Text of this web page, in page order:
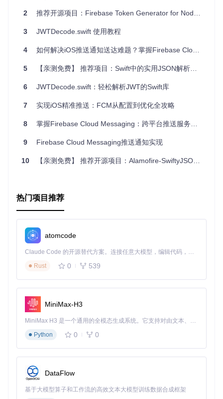
文档完整
社区活跃：拥有一个活跃的Vapor Discord频道，开发者可
以在这里寻求帮助和交流经验。
兼容性强：支持最新的Swift版本，以及持续更新以保持与V
是你的理想选择。立即将其添加到你的Vapor项目中，提升你
的应用安全性和用户体验吧！
2 推荐开源项目：Firebase Token Generator for Node.js
3 JWTDecode.swift 使用教程
4 如何解决iOS推送通知送达难题？掌握Firebase Cloud Messaging的高效集成方法
5 【亲测免费】 推荐项目：Swift中的实用JSON解析库 - json-swift
6 JWTDecode.swift：轻松解析JWT的Swift库
7 实现iOS精准推送：FCM从配置到优化全攻略
8 掌握Firebase Cloud Messaging：跨平台推送服务从入门到精通的实战指南
9 Firebase Cloud Messaging推送通知实现
10 【亲测免费】 推荐开源项目：Alamofire-SwiftyJSON - 简洁高效的Swift网络请求与数据解析利器
热门项目推荐
atomcode
Claude Code 的开源替代方案。连接任意大模型，编辑代码，运行命令，自动验证 — 全自动执行。用 Rust 构建，极致性能。 ｜ An open-source alternative to Claude Code. Connect any LLM, edit code, run commands, and verify changes — autonomously. Built in Rust for speed. Get Started
Rust
0 539
MiniMax-H3
MiniMax H3 是一个通用的全模态生成系统。它支持对由文本、图像、视频和音频组成的多模态上下文进行统一理解，并能生成分辨率高达 2K、时长可达 15 秒的带原生立体声音频的视频。得益于面向任务泛化的系统设计，H3 在预训练阶段就已具备广泛的多模态上下文理解与生成能力，能够出色地执行复杂的多模态指令。
Python
0 0
DataFlow
基于大模型算子和工作流的高效文本大模型训练数据合成框架